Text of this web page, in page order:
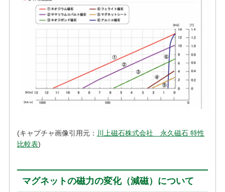
(キャプチャ画像引用元： 川上磁石株式会社 永久磁石 特性
比較表)
マグネットの磁力の変化（減磁）について